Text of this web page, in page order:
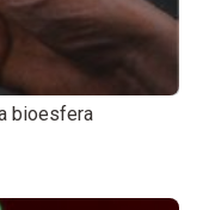
bioesfera